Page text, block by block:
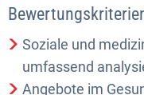
Soziale und
umfassend
Angebote im